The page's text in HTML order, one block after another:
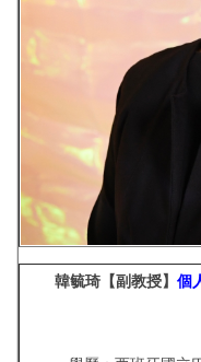
韓毓琦【副教授】 個